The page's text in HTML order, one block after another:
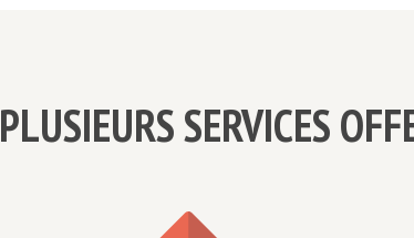
PLUSIEURS SERVICES